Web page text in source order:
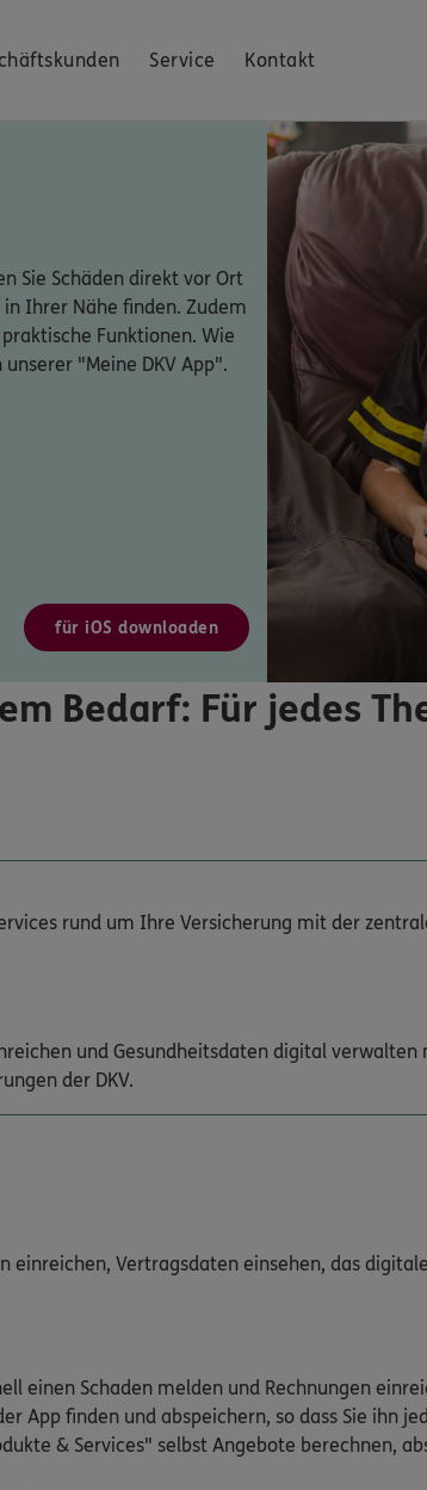
Service Kontakt
Sie Schäden direkt vor Ort
Ihrer Nähe finden. Zudem
Funktionen. Wie
"Meine DKV App".
für iOS downloaden
Bedarf: Für jedes
rund um Ihre Versicherung mit der
und Gesundheitsdaten digital verwalten
der DKV.
einreichen, Vertragsdaten einsehen, das
einen Schaden melden und Rechnungen
App finden und abspeichern, so dass Sie ihn
& Services" selbst Angebote berechnen,